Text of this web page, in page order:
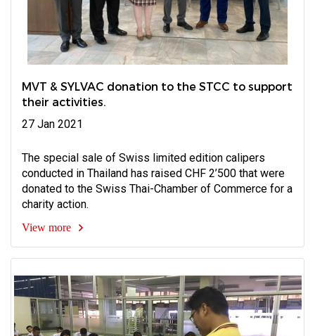
MVT & SYLVAC donation to the STCC to support
their activities.
27 Jan 2021
The special sale of Swiss limited edition calipers
conducted in Thailand has raised CHF 2’500 that were
donated to the Swiss Thai-Chamber of Commerce for a
charity action.
View more